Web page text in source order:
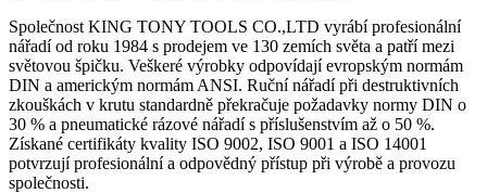
Společnost KING TONY TOOLS CO.,LTD vyrábí profesionální
nářadí od roku 1984 s prodejem ve 130 zemích světa a patří mezi
světovou špičku. Veškeré výrobky odpovídají evropským normám
DIN a americkým normám ANSI. Ruční nářadí při destruktivních
zkouškách v krutu standardně překračuje požadavky normy DIN o
30 % a pneumatické rázové nářadí s příslušenstvím až o 50 %.
Získané certifikáty kvality ISO 9002, ISO 9001 a ISO 14001
potvrzují profesionální a odpovědný přístup při výrobě a provozu
společnosti.